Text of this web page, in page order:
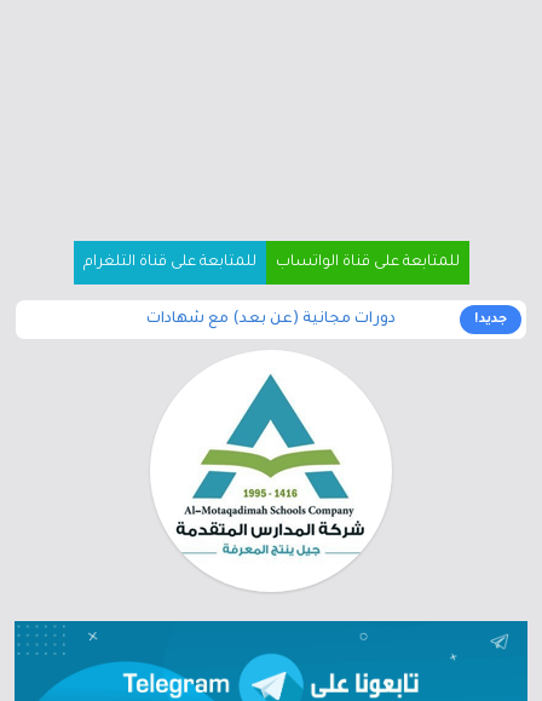
للمتابعة على قناة الواتساب للمتابعة على قناة التلغرام
جديد! دورات مجانية (عن بعد) مع شهادات